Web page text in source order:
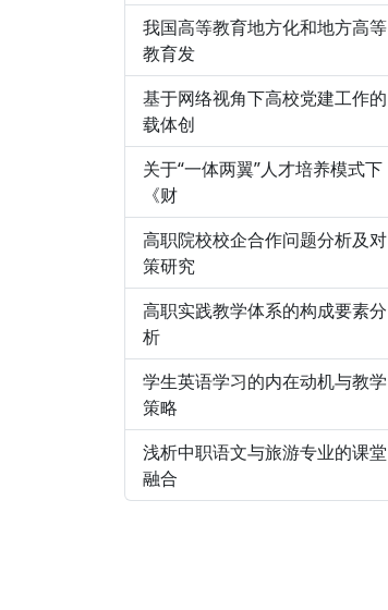
我国高等教育地方化和地方高等
教育发
基于网络视角下高校党建工作的
载体创
关于“一体两翼”人才培养模式下
《财
高职院校校企合作问题分析及对
策研究
高职实践教学体系的构成要素分
析
学生英语学习的内在动机与教学
策略
浅析中职语文与旅游专业的课堂
融合